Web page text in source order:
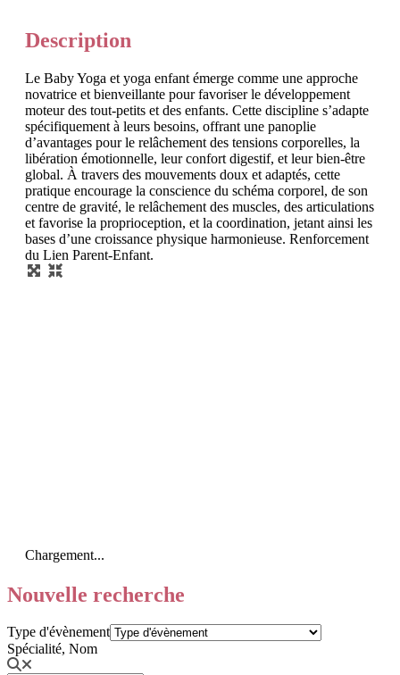
Description
Le Baby Yoga et yoga enfant émerge comme une approche
novatrice et bienveillante pour favoriser le développement
moteur des tout-petits et des enfants. Cette discipline s’adapte
spécifiquement à leurs besoins, offrant une panoplie
d’avantages pour le relâchement des tensions corporelles, la
libération émotionnelle, leur confort digestif, et leur bien-être
global. À travers des mouvements doux et adaptés, cette
pratique encourage la conscience du schéma corporel, de son
centre de gravité, le relâchement des muscles, des articulations
et favorise la proprioception, et la coordination, jetant ainsi les
bases d’une croissance physique harmonieuse. Renforcement
du Lien Parent-Enfant.
Chargement...
Nouvelle recherche
Type d'évènement
Spécialité, Nom